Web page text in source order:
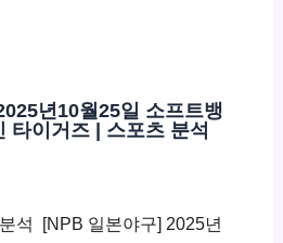
년10월25일 소프트뱅
타이거즈 | 스포츠 분석
석 ​ [NPB 일본야구] 2025년